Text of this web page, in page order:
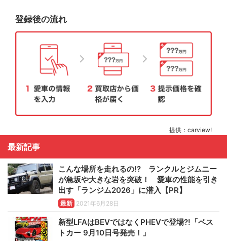
登録後の流れ
提供：carview!
最新記事
こんな場所を走れるの!? ランクルとジムニー
が急坂や大きな岩を突破！ 愛車の性能を引き
出す「ランジム2026」に潜入【PR】
最新 2021年6月28日
新型LFAはBEVではなくPHEVで登場?!「ベス
トカー 9月10日号発売！」